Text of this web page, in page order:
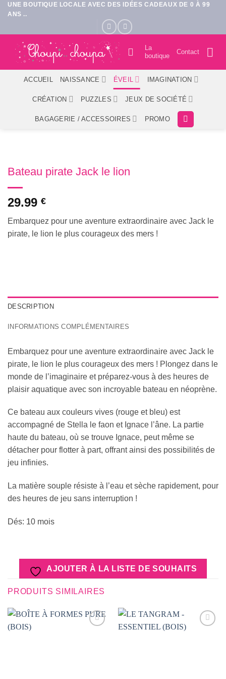
Passer
au
UNE BOUTIQUE LOCALE AVEC DES IDÉES CADEAUX DE 0 À 99
ANS ..
La
boutique
Contact
ACCUEIL NAISSANCE ÉVEIL IMAGINATION
CRÉATION PUZZLES JEUX DE SOCIÉTÉ
BAGAGERIE / ACCESSOIRES PROMO
Bateau pirate Jack le lion
29.99 €
Embarquez pour une aventure extraordinaire avec Jack le
pirate, le lion le plus courageux des mers !
DESCRIPTION
INFORMATIONS COMPLÉMENTAIRES
Embarquez pour une aventure extraordinaire avec Jack le
pirate, le lion le plus courageux des mers ! Plongez dans le
monde de l’imaginaire et préparez-vous à des heures de
plaisir aquatique avec son incroyable bateau en néoprène.
Ce bateau aux couleurs vives (rouge et bleu) est
accompagné de Stella le faon et Ignace l’âne. La partie
haute du bateau, où se trouve Ignace, peut même se
détacher pour flotter à part, offrant ainsi des possibilités de
jeu infinies.
La matière souple résiste à l’eau et sèche rapidement, pour
des heures de jeu sans interruption !
Dés: 10 mois
AJOUTER À LA LISTE DE SOUHAITS
PRODUITS SIMILAIRES